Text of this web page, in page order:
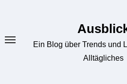
Ein Blog über Trends und
Alltägliches